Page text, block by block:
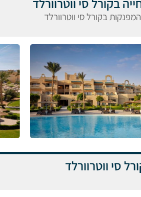
בקורל סי ווטרוורלד
בקורל סי ווטרוורלד
סי ווטרוורלד